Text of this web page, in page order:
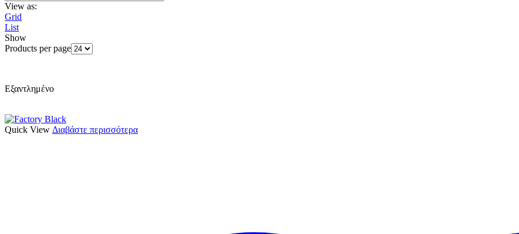
View as:
Grid
List
Show
Products per page
Εξαντλημένο
Quick View Διαβάστε περισσότερα